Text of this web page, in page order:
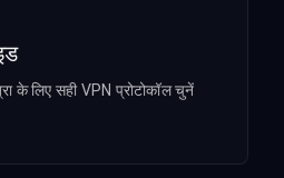
के लिए सही VPN प्रोटोकॉल चुनें